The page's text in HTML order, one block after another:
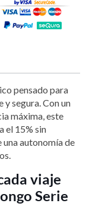
pensado para
segura. Con un
máxima, este
el 15% sin
autonomía de
viaje
Serie